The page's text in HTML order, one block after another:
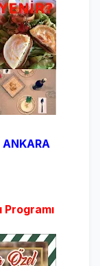
ANKARA
Programı